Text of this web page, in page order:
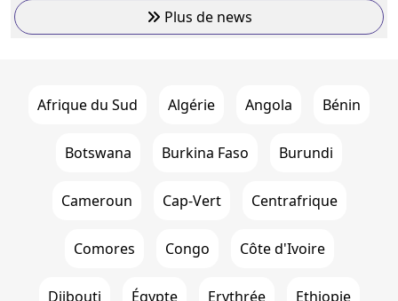
Plus de news
Afrique du Sud Algérie Angola Bénin
Botswana Burkina Faso Burundi
Cameroun Cap-Vert Centrafrique
Comores Congo Côte d'Ivoire
Djibouti Égypte Erythrée Ethiopie